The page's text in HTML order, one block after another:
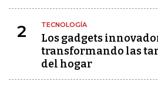
2 TECNOLOGÍA
Los gadgets
transformando las
del hogar